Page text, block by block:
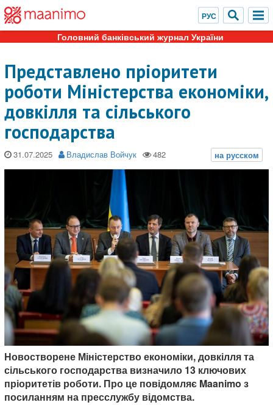
Головний банківський журнал України
Представлено пріоритети
роботи Міністерства економіки,
довкілля та сільського
господарства
31.07.2025 Владислав Войчук
Новостворене Міністерство економіки, довкілля та
сільського господарства визначило 13 ключових
пріоритетів роботи. Про це повідомляє Maanimo з
посиланням на пресслужбу відомства.